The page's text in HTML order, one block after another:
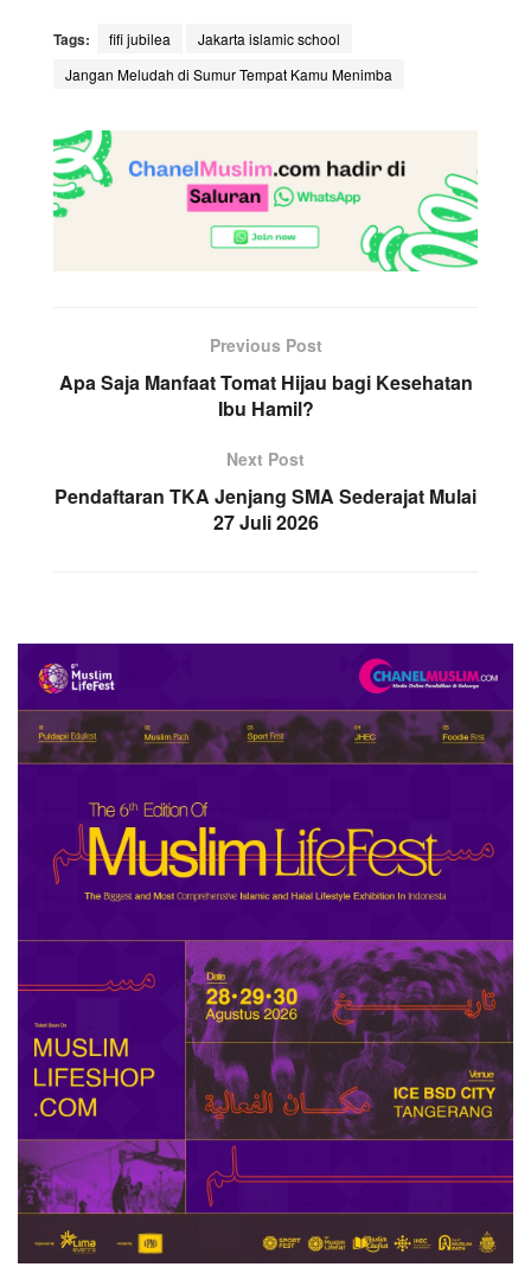
Tags: fifi jubilea
Jakarta islamic school
Jangan Meludah di Sumur Tempat Kamu Menimba
Previous Post
Apa Saja Manfaat Tomat Hijau bagi Kesehatan
Ibu Hamil?
Next Post
Pendaftaran TKA Jenjang SMA Sederajat Mulai
27 Juli 2026